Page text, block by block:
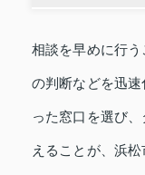
相談を早めに行
の判断などを迅
った窓口を選び
えることが、浜